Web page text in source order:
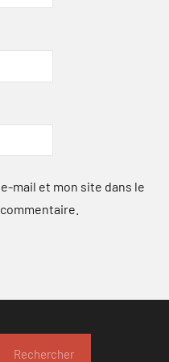
mail et mon site dans le
Rechercher